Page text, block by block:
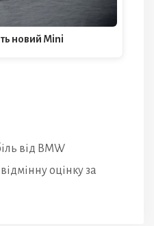
новий Mini
від BMW
оцінку за